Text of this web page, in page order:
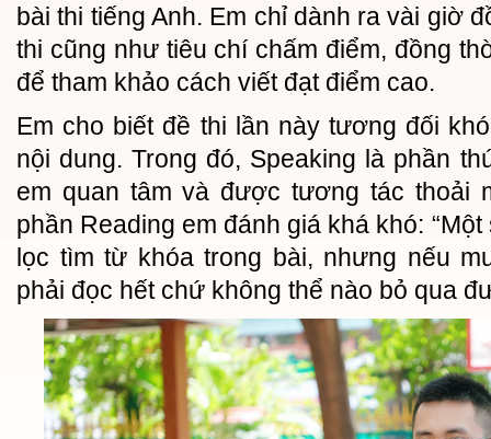
bài thi tiếng Anh. Em chỉ dành ra vài giờ
thi cũng như tiêu chí chấm điểm, đồng
để tham khảo cách viết đạt điểm cao.
Em cho biết đề thi lần này tương đối
nội dung. Trong đó, Speaking là phần
em quan tâm và được tương tác thoải
phần Reading em đánh giá khá khó:
lọc tìm từ khóa trong bài, nhưng nếu
phải đọc hết chứ không thể nào bỏ qua